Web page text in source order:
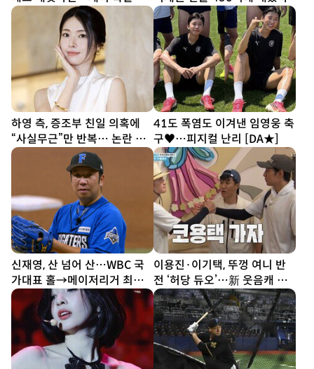
[DA★]
하영 측, 증조부 친일 의혹에
“사실무근”만 반복… 논란 키
우는 ‘영혼 없는’ 해명[SD이슈]
41도 폭염도 이겨낸 임영웅 축
구♥…피지컬 난리 [DA★]
신재영, 산 넘어 산…WBC 국
가대표 홀→메이저리거 최지
만과 대결
이용진·이기택, 뚜껑 여니 반
전 ‘허당 듀오’…新 웃음캐 등
극 (1박2일)